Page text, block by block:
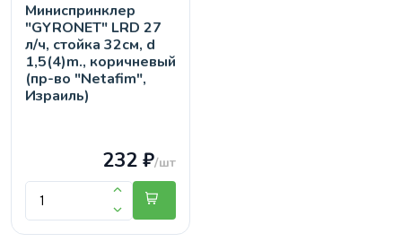
Миниспринклер
"GYRONET" LRD 27
л/ч, стойка 32см, d
1,5(4)m., коричневый
(пр-во "Netafim",
Израиль)
232 ₽/шт